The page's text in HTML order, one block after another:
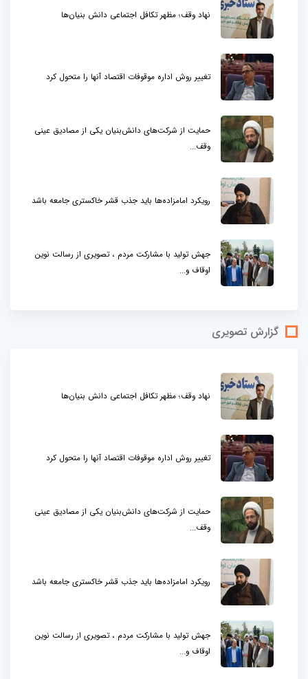
نهاد وقف؛ مظهر تکافل اجتماعی دانش بنیان‌ها
تغییر روش اداره موقوفات اقتصاد آنها را متحول کرد
حمایت از شرکت‌های دانش‌بنیان یکی از مصادیق عینی
وقف...
رویکرد امامزاده‌ها باید جذب قشر خاکستری جامعه باشد
جهش تولید با مشارکت مردم ، تصویری از رسالت نوین
اوقاف و...
گزارش تصویری
نهاد وقف؛ مظهر تکافل اجتماعی دانش بنیان‌ها
تغییر روش اداره موقوفات اقتصاد آنها را متحول کرد
حمایت از شرکت‌های دانش‌بنیان یکی از مصادیق عینی
وقف...
رویکرد امامزاده‌ها باید جذب قشر خاکستری جامعه باشد
جهش تولید با مشارکت مردم ، تصویری از رسالت نوین
اوقاف و...